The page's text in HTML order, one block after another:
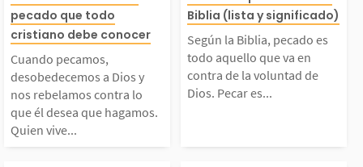
a Dios y
rebelamos contra
que él desea que ha
pecado que todo
cristiano debe conocer
Cuando pecamos,
desobedecemos a Dios y
nos rebelamos contra lo
que él desea que hagamos.
Quien vive...
o es todo
va en contra
Biblia (lista y significado)
Según la Biblia, pecado es
todo aquello que va en
contra de la voluntad de
Dios. Pecar es...